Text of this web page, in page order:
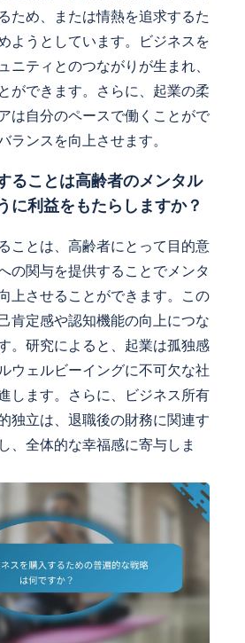
ため、または情熱を追求するた
ようとしています。ビジネスを
ニティとのつながりが生まれ、
ができます。さらに、起業の柔
は自分のペースで働くことがで
ランスを向上させます。
ることは高齢者のメンタル
に利益をもたらしますか？
ことは、高齢者にとって目的意
の関与を提供することでメンタ
上させることができます。この
肯定感や認知機能の向上につな
。研究によると、起業は孤独感
ウェルビーイングに不可欠な社
します。さらに、ビジネス所有
独立は、退職後の財務に関連す
、全体的な幸福感に寄与しま